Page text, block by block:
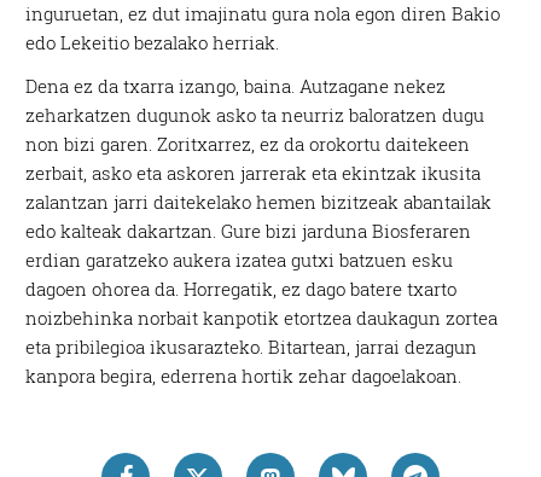
inguruetan, ez dut imajinatu gura nola egon diren Bakio
edo Lekeitio bezalako herriak.
Dena ez da txarra izango, baina. Autzagane nekez
zeharkatzen dugunok asko ta neurriz baloratzen dugu
non bizi garen. Zoritxarrez, ez da orokortu daitekeen
zerbait, asko eta askoren jarrerak eta ekintzak ikusita
zalantzan jarri daitekelako hemen bizitzeak abantailak
edo kalteak dakartzan. Gure bizi jarduna Biosferaren
erdian garatzeko aukera izatea gutxi batzuen esku
dagoen ohorea da. Horregatik, ez dago batere txarto
noizbehinka norbait kanpotik etortzea daukagun zortea
eta pribilegioa ikusarazteko. Bitartean, jarrai dezagun
kanpora begira, ederrena hortik zehar dagoelakoan.